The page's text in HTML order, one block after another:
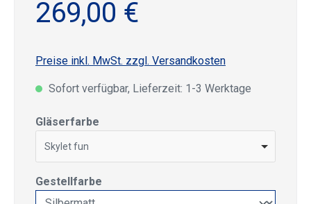
269,00 €
Preise inkl. MwSt. zzgl. Versandkosten
Sofort verfügbar, Lieferzeit: 1-3 Werktage
Gläserfarbe
Skylet fun
Gestellfarbe